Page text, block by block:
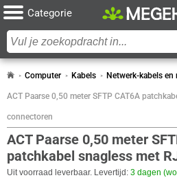
Categorie
Computer Kabels Netwerk-kabels en
ACT Paarse 0,50 meter SFTP CAT6A
connectoren
ACT Paarse 0,50 meter
patchkabel snagless met
Uit voorraad leverbaar. Levertijd: 3 dagen